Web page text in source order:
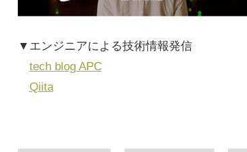
▼エンジニアによる技術情報発信
tech blog APC
Qiita